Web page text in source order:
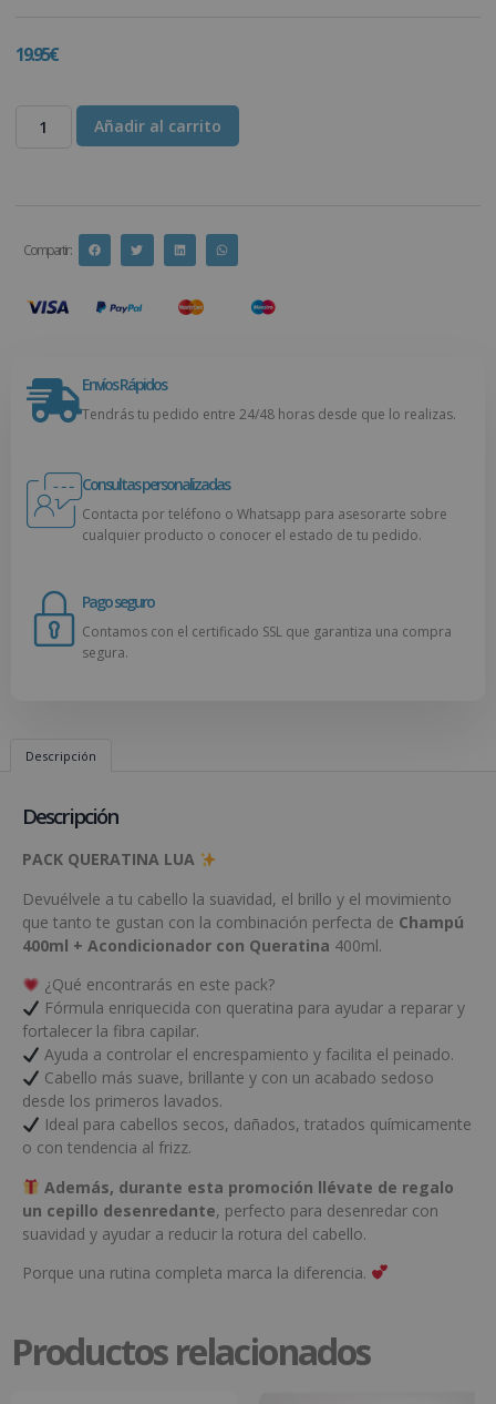
19.95€
Añadir al carrito
Compartir :
Envíos Rápidos
Tendrás tu pedido entre 24/48 horas desde que lo realizas.
Consultas personalizadas
Contacta por teléfono o Whatsapp para asesorarte sobre
cualquier producto o conocer el estado de tu pedido.
Pago seguro
Contamos con el certificado SSL que garantiza una compra
segura.
Descripción
Descripción
PACK QUERATINA LUA
Devuélvele a tu cabello la suavidad, el brillo y el movimiento
que tanto te gustan con la combinación perfecta de Champú
400ml + Acondicionador con Queratina 400ml.
¿Qué encontrarás en este pack?
Fórmula enriquecida con queratina para ayudar a reparar y
fortalecer la fibra capilar.
Ayuda a controlar el encrespamiento y facilita el peinado.
Cabello más suave, brillante y con un acabado sedoso
desde los primeros lavados.
Ideal para cabellos secos, dañados, tratados químicamente
o con tendencia al frizz.
Además, durante esta promoción llévate de regalo
un cepillo desenredante, perfecto para desenredar con
suavidad y ayudar a reducir la rotura del cabello.
Porque una rutina completa marca la diferencia.
Productos relacionados